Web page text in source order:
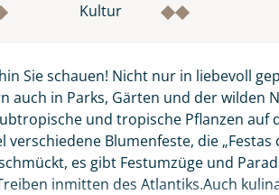
Kultur
Sie schauen! Nicht nur in liebevoll
auch in Parks, Gärten und der wilden
und tropische Pflanzen auf
verschiedene Blumenfeste, die
es gibt Festumzüge und
inmitten des Atlantiks.Auch